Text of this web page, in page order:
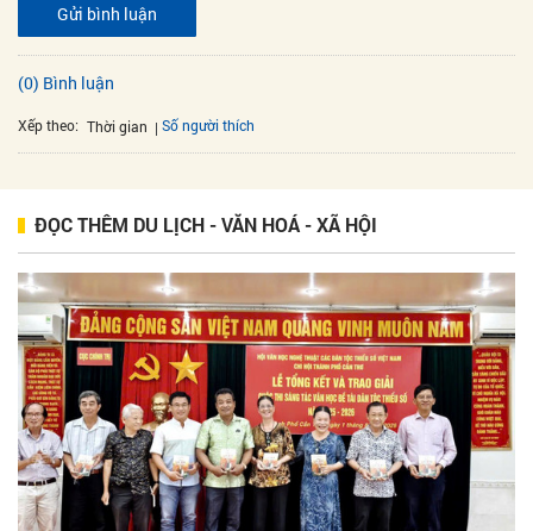
Gửi bình luận
(0) Bình luận
Xếp theo: Thời gian Số người thích
ĐỌC THÊM DU LỊCH - VĂN HOÁ - XÃ HỘI